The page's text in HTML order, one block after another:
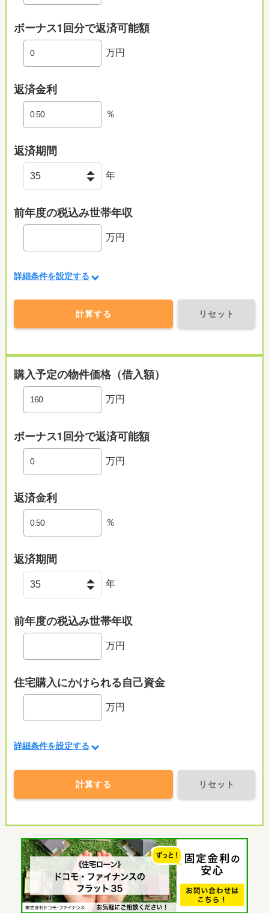
ボーナス1回分で返済可能額
万円
返済金利
％
返済期間
年
前年度の税込み世帯年収
万円
詳細条件を設定する
計算する リセット
購入予定の物件価格（借入額）
万円
ボーナス1回分で返済可能額
万円
返済金利
％
返済期間
年
前年度の税込み世帯年収
万円
住宅購入にかけられる自己資金
万円
詳細条件を設定する
計算する リセット